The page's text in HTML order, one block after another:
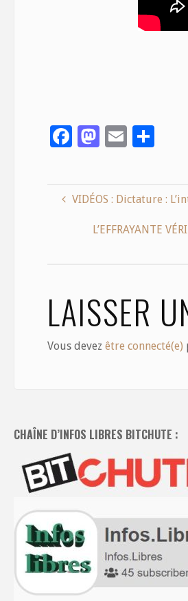
F
b
M
d
o
E
l
S
e
VIDÉOS : Dictature :
L’EFFRAYANTE
LAISSER
Vous devez être connecté(e)
CHAÎNE D’INFOS LIBRES BITCHUTE :